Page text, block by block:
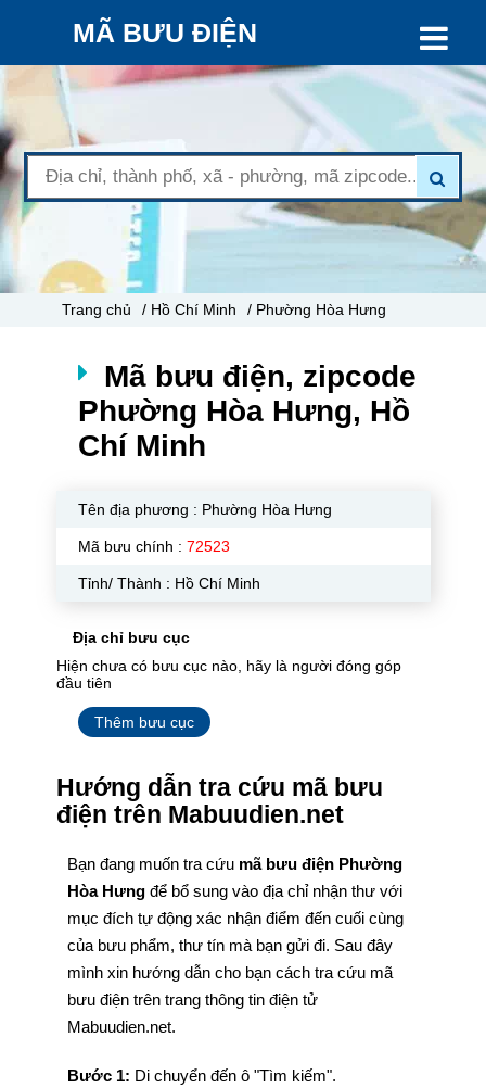
MÃ BƯU ĐIỆN
Trang chủ / Hồ Chí Minh / Phường Hòa Hưng
Mã bưu điện, zipcode
Phường Hòa Hưng, Hồ
Chí Minh
Tên địa phương : Phường Hòa Hưng
Mã bưu chính : 72523
Tỉnh/ Thành : Hồ Chí Minh
Địa chỉ bưu cục
Hiện chưa có bưu cục nào, hãy là người đóng góp
đầu tiên
Thêm bưu cục
Hướng dẫn tra cứu mã bưu
điện trên Mabuudien.net
Bạn đang muốn tra cứu mã bưu điện Phường
Hòa Hưng để bổ sung vào địa chỉ nhận thư với
mục đích tự động xác nhận điểm đến cuối cùng
của bưu phẩm, thư tín mà bạn gửi đi. Sau đây
mình xin hướng dẫn cho bạn cách tra cứu mã
bưu điện trên trang thông tin điện tử
Mabuudien.net.
Bước 1: Di chuyển đến ô "Tìm kiếm".